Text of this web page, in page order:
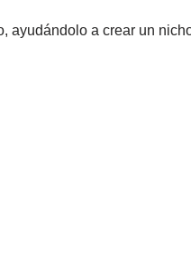
ayudándolo a crear un